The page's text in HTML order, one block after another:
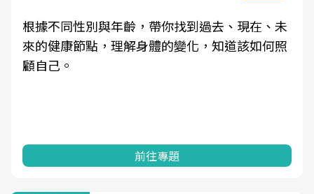
根據不同性別與年齡，帶你找到過去、現在、未
來的健康節點，理解身體的變化，知道該如何照
顧自己。
前往專題